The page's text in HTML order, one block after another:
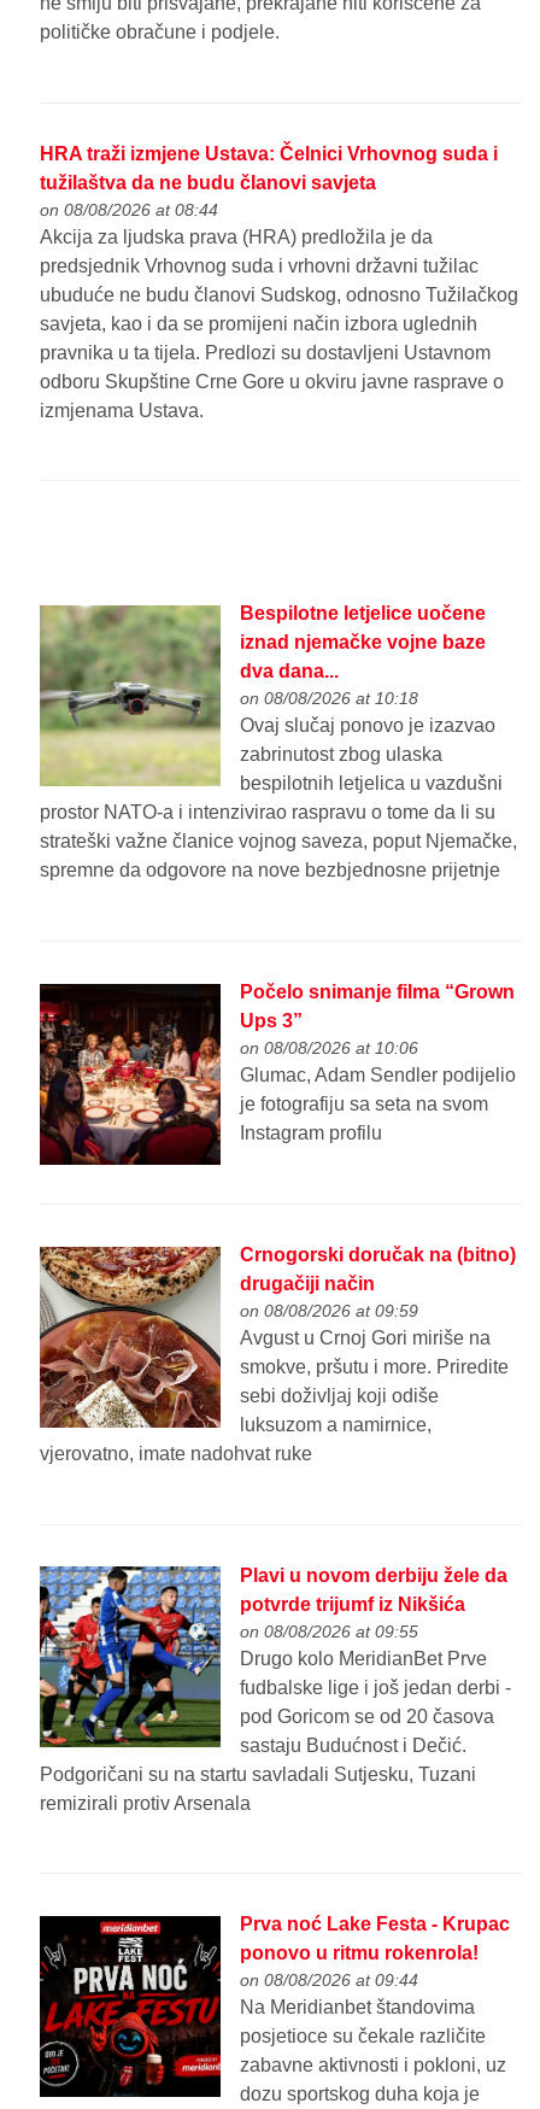
političke obračune i podjele.
HRA traži izmjene Ustava: Čelnici Vrhovnog suda i
tužilaštva da ne budu članovi savjeta
on 08/08/2026 at 08:44
Akcija za ljudska prava (HRA) predložila je da
predsjednik Vrhovnog suda i vrhovni državni tužilac
ubuduće ne budu članovi Sudskog, odnosno Tužilačkog
savjeta, kao i da se promijeni način izbora uglednih
pravnika u ta tijela. Predlozi su dostavljeni Ustavnom
odboru Skupštine Crne Gore u okviru javne rasprave o
izmjenama Ustava.
Bespilotne letjelice uočene
iznad njemačke vojne baze
dva dana...
on 08/08/2026 at 10:18
Ovaj slučaj ponovo je izazvao
zabrinutost zbog ulaska
bespilotnih letjelica u vazdušni
prostor NATO-a i intenzivirao raspravu o tome da li su
strateški važne članice vojnog saveza, poput Njemačke,
spremne da odgovore na nove bezbjednosne prijetnje
Počelo snimanje filma “Grown
Ups 3”
on 08/08/2026 at 10:06
Glumac, Adam Sendler podijelio
je fotografiju sa seta na svom
Instagram profilu
Crnogorski doručak na (bitno)
drugačiji način
on 08/08/2026 at 09:59
Avgust u Crnoj Gori miriše na
smokve, pršutu i more. Priredite
sebi doživljaj koji odiše
luksuzom a namirnice,
vjerovatno, imate nadohvat ruke
Plavi u novom derbiju žele da
potvrde trijumf iz Nikšića
on 08/08/2026 at 09:55
Drugo kolo MeridianBet Prve
fudbalske lige i još jedan derbi -
pod Goricom se od 20 časova
sastaju Budućnost i Dečić.
Podgoričani su na startu savladali Sutjesku, Tuzani
remizirali protiv Arsenala
Prva noć Lake Festa - Krupac
ponovo u ritmu rokenrola!
on 08/08/2026 at 09:44
Na Meridianbet štandovima
posjetioce su čekale različite
zabavne aktivnosti i pokloni, uz
dozu sportskog duha koja je